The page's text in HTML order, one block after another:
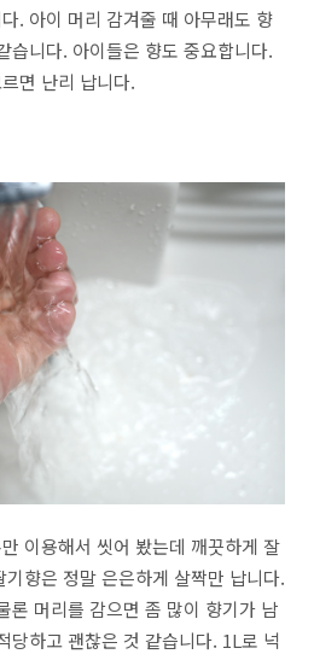
. 아이 머리 감겨줄 때 아무래도 향
습니다. 아이들은 향도 중요합니다.
면 난리 납니다.
이용해서 씻어 봤는데 깨끗하게 잘
향은 정말 은은하게 살짝만 납니다.
론 머리를 감으면 좀 많이 향기가 남
당하고 괜찮은 것 같습니다. 1L로 넉